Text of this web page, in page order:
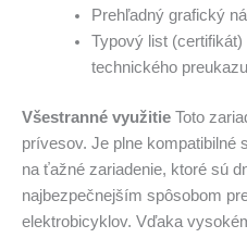
Prehľadný grafický
Typový list
technického
Všestranné využitie Toto
prívesov. Je plne kompatibilné
na ťažné zariadenie, ktoré sú
najbezpečnejším spôsobom
elektrobicyklov. Vďaka